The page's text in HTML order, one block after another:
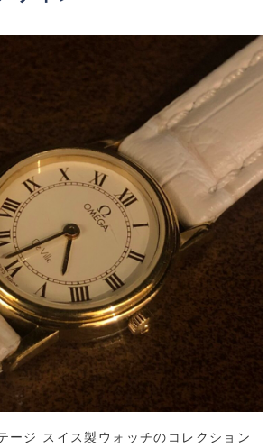
ージ スイス製ウォッチのコレクション